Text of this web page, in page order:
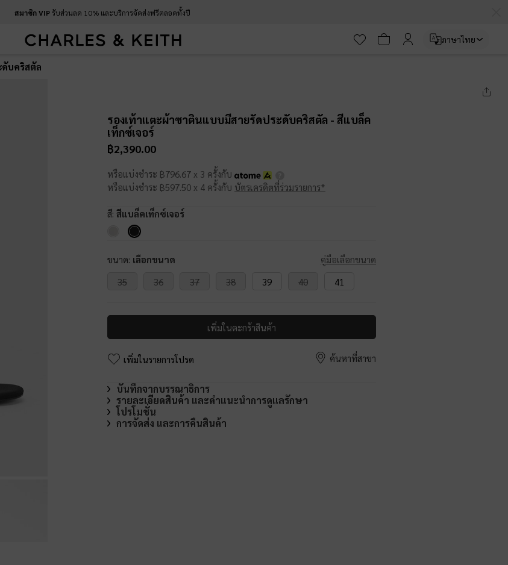
สมาชิก VIPรับส่วนลด 10% และบริการจัดส่งฟรีตลอดทั้งปี
ภาษาไทย
บคริสตัล
รองเท้าแตะผ้าซาตินแบบมีสายรัดประดับคริสตัล - สีแบล็ค
เท็กซ์เจอร์
฿2,390.00
หรือแบ่งชำระ ฿796.67 x 3 ครั้งกับ
หรือแบ่งชำระ ฿597.50 x 4 ครั้งกับ บัตรเครดิตที่ร่วมรายการ*
สี: สีแบล็คเท็กซ์เจอร์
ขนาด: เลือกขนาด
คู่มือเลือกขนาด
35
36 37 38 39 40 41
เพิ่มในตะกร้าสินค้า
เพิ่มในรายการโปรด ค้นหาที่สาขา
บันทึกจากบรรณาธิการ
รายละเอียดสินค้า และคำแนะนำการดูแลรักษา
โปรโมชั่น
การจัดส่ง และการคืนสินค้า